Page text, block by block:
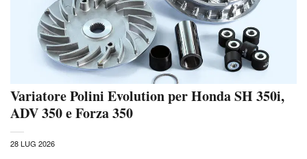
Variatore Polini Evolution per Honda SH 350i,
ADV 350 e Forza 350
28 LUG 2026